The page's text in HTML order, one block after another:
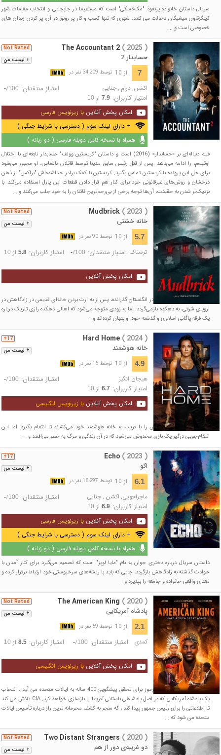
سریال داستان خانواده پرنفوذ "مک‌لاسکی" است که مستقیما در جابجایی و انتخاب مقامات شهر
کینگزتاون میشیگان دخالت می‌ کنند، شهری که تنها کسب و کار پر رونق در آن، پر کردن زندان‌ های
خصوصی است و ...
+ لیست من
Not Rated The Accountant 2 ( 2025 )
حسابدار 2
7 از 10 توسط 34,209 نفر در
اکشن, درام , جنایی امتیاز منتقدان: -/100
امتیاز کاربران: 7.9از 10
امکان پخش آنلاین با زیرنویس فارسی
+ دارای لینک سوم ( دسترسی با شرایط جنگی )
همراه با نسخه کامل دوبله فارسی ( دو زبانه )
فیلم دنباله‌ای بر «حسابدار» (2016) است و داستان "کریستین وولف" حسابدار نابغه‌ای با اختلال
اوتیسم، را ادامه می‌دهد. پس از قتل رئیس سابق مدینا توسط قاتلان ناشناس، او مجبور می‌شود
برای حل این پرونده با کریستین تماس بگیرد. کریستین با کمک برادر جداشده‌اش "براکس" از ذهن
درخشان و روش‌های غیرقانونی خود برای کنار هم قرار دادن قطعات این پازل استفاده می‌کند. با
نزدیک‌تر شدن به حقیقت، آن‌ها توجه برخی از بی‌رحم‌ترین قاتلان را به خود جلب می‌کنند و ...
+ لیست من
Not Rated Mudbrick ( 2023 )
خانه خشتی
5.7 از 10 توسط 90 نفر در
ترسناک امتیاز منتقدان: -/100 امتیاز کاربران: 5.8از 10
امکان پخش آنلاین
مردی که تمام عمر خود را در انگلستان گذرانده، پس از به ارث بردن خانه‌ای قدیمی در زادگاهش در
اروپای شرقی، به دهکده بازمی‌گردد. اما به زودی متوجه می‌شود که اهالی دهکده رازی تاریک درباره
یک فرقه پاگانی اسلاوی و گذشته خود او پنهان کرده‌اند و ...
+ لیست من
17+ Hard Home ( 2024 )
خانه هوشمند
4.9 از 10 توسط 16 نفر در
هیجان انگیز امتیاز منتقدان: -/100
امتیاز کاربران: 6.7از 10
امکان پخش آنلاین با زیرنویس انگلیسی
مادری داغدار، قاتل دخترش را با فریب به خانه هوشمند خود می‌کشاند تا انتقام بگیرد. اما این
انتقام‌جویی درگیر یک بازی مخدوش می‌شود که در آن زندگی و مرگ به خطر می‌افتند و ...
+ لیست من
17+ Echo ( 2023 )
اکو
6.1 از 10 توسط 18,297 نفر در
ماجراجویی, اکشن , جنایی امتیاز منتقدان: -/100
امتیاز کاربران: 6.9از 10
امکان پخش آنلاین با زیرنویس فارسی
+ دارای لینک سوم ( دسترسی با شرایط جنگی )
همراه با نسخه کامل دوبله فارسی ( دو زبانه )
داستان سریال درباره دختری جوان به نام "مایا لوپز" است که تصمیم می‌گیرد برای کنار آمدن با
حوادث گذشته به زادگاهش بازگردد، جایی که باید با ریشه‌های سرخپوستی خود ارتباط برقرار کرده و
معنای واقعی خانواده و جامعه‌ را بپذیرد و ...
+ لیست من
Not Rated The American King ( 2020 )
پادشاه آمریکایی
2.1 از 10 توسط 59 نفر در
کمدی امتیاز منتقدان: -/100 امتیاز کاربران: 8.5از 10
امکان پخش آنلاین با زیرنویس انگلیسی
در سال 2020 ، کشیشی مرموز برای تحقق پیشگویی 400 ساله به ایالات متحده می آید ، انتخاب
یک پادشاه آمریکایی که در اصل پادشاهی باستانی آفریقا را بازسازی خواهد کرد. CIA تلاش می کند
تا اطلاعاتی را برای رئیس جمهور پیدا کند ، که منجر به کشف محرمانه ترین راز درباره تأسیس ایالات
متحده می شود که ...
+ لیست من
Not Rated Two Distant Strangers ( 2020 )
دو غریبه‌ی دور از هم